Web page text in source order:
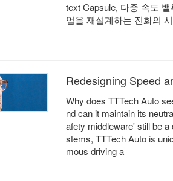
text Capsule, 다중 속도
업을 재설계하는 진화의
Redesigning Speed
Why does TTTech Auto
nd can it maintain its
afety middleware' still be
stems, TTTech Auto is
mous driving a